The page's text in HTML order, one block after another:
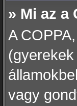
» Mi az a
A
vagy